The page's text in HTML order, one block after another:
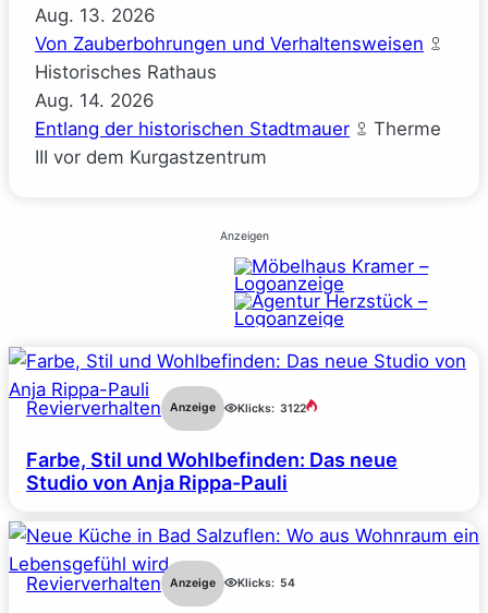
Aug. 13. 2026
Von Zauberbohrungen und Verhaltensweisen
Historisches Rathaus
Aug. 14. 2026
Entlang der historischen Stadtmauer
Therme
III vor dem Kurgastzentrum
Anzeigen
Revierverhalten Anzeige Klicks: 3122
Farbe, Stil und Wohlbefinden: Das neue
Studio von Anja Rippa-Pauli
Revierverhalten Anzeige Klicks: 54